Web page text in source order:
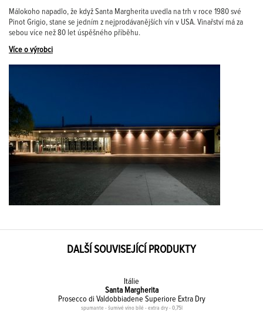
Málokoho napadlo, že když Santa Margherita uvedla na trh v roce 1980 své
Pinot Grigio, stane se jedním z nejprodávanějších vín v USA. Vinařství má za
sebou více než 80 let úspěšného příběhu.
Více o výrobci
DALŠÍ SOUVISEJÍCÍ PRODUKTY
Itálie
Santa Margherita
Prosecco di Valdobbiadene Superiore Extra Dry
spumante - šumivé víno bílé - extra dry - 0,75l